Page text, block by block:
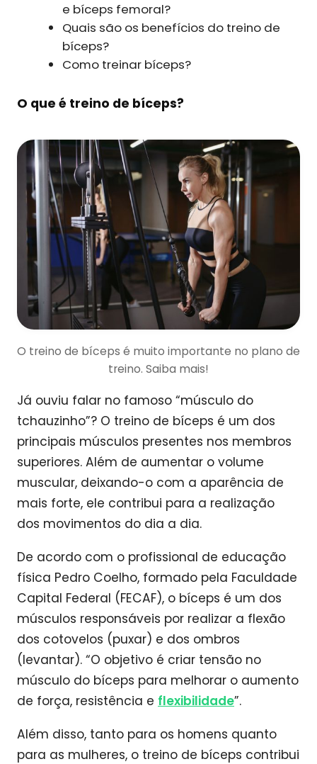
e bíceps femoral?
Quais são os benefícios do treino de
bíceps?
Como treinar bíceps?
O que é treino de bíceps?
O treino de bíceps é muito importante no plano de
treino. Saiba mais!
Já ouviu falar no famoso “músculo do
tchauzinho”? O treino de bíceps é um dos
principais músculos presentes nos membros
superiores. Além de aumentar o volume
muscular, deixando-o com a aparência de
mais forte, ele contribui para a realização
dos movimentos do dia a dia.
De acordo com o profissional de educação
física Pedro Coelho, formado pela Faculdade
Capital Federal (FECAF), o bíceps é um dos
músculos responsáveis por realizar a flexão
dos cotovelos (puxar) e dos ombros
(levantar). “O objetivo é criar tensão no
músculo do bíceps para melhorar o aumento
de força, resistência e flexibilidade”.
Além disso, tanto para os homens quanto
para as mulheres, o treino de bíceps contribui